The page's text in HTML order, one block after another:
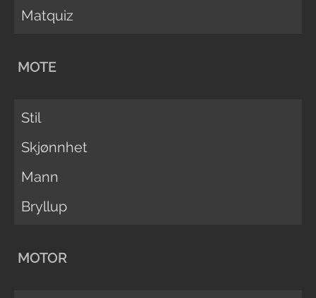
Matquiz
MOTE
Stil
Skjønnhet
Mann
Bryllup
MOTOR